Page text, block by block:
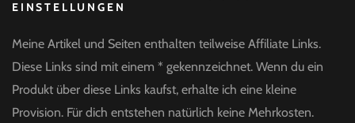
EINSTELLUNGEN
Meine Artikel und Seiten enthalten teilweise Affiliate Links.
Diese Links sind mit einem * gekennzeichnet. Wenn du ein
Produkt über diese Links kaufst, erhalte ich eine kleine
Provision. Für dich entstehen natürlich keine Mehrkosten.